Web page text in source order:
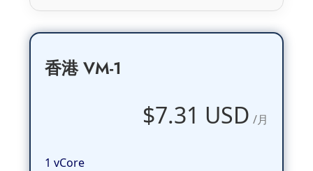
香港 VM-1
$7.31 USD /月
1 vCore